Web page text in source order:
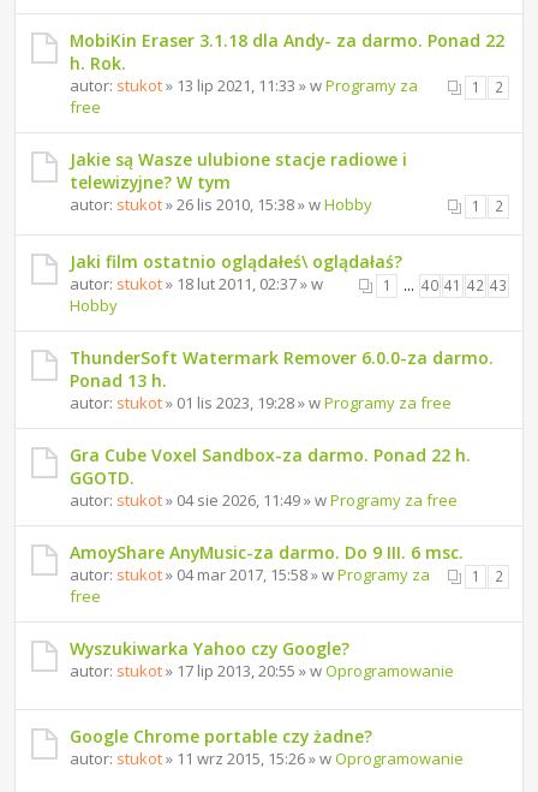
MobiKin Eraser 3.1.18 dla Andy- za darmo. Ponad 22
h. Rok.
1 2
autor: stukot» 13 lip 2021, 11:33 » wProgramy za
free
Jakie są Wasze ulubione stacje radiowe i
telewizyjne? W tym
1 2
autor: stukot» 26 lis 2010, 15:38 » wHobby
Jaki film ostatnio oglądałeś\ oglądałaś?
1 … 40 41 42 43
autor: stukot» 18 lut 2011, 02:37 » w
Hobby
ThunderSoft Watermark Remover 6.0.0-za darmo.
Ponad 13 h.
autor: stukot» 01 lis 2023, 19:28 » wProgramy za free
Gra Cube Voxel Sandbox-za darmo. Ponad 22 h.
GGOTD.
autor: stukot» 04 sie 2026, 11:49 » wProgramy za free
AmoyShare AnyMusic-za darmo. Do 9 III. 6 msc.
1 2
autor: stukot» 04 mar 2017, 15:58 » wProgramy za
free
Wyszukiwarka Yahoo czy Google?
autor: stukot» 17 lip 2013, 20:55 » wOprogramowanie
Google Chrome portable czy żadne?
autor: stukot» 11 wrz 2015, 15:26 » wOprogramowanie